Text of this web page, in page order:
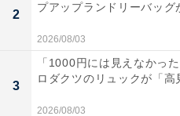
Dell「S2722QC」
2
プアップランドリーバッグ
2026/08/03
3
「1000円には見えなかっ
ロダクツのリュックが「高
2026/08/03